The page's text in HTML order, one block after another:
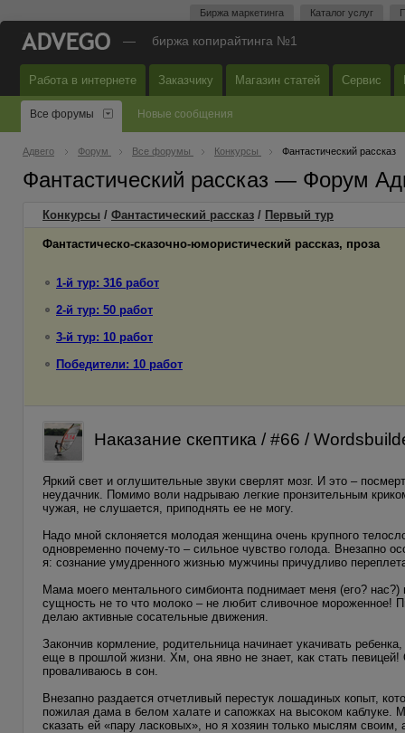
Биржа маркетинга Каталог услуг
— биржа копирайтинга №1
Работа в интернете Заказчику Магазин статей Сервис
Все форумы Новые сообщения
Адвего Форум Все форумы Конкурсы Фантастический рассказ
Фантастический рассказ — Форум
Конкурсы / Фантастический рассказ / Первый тур
Фантастическо-сказочно-юмористический рассказ, проза
1-й тур: 316 работ
2-й тур: 50 работ
3-й тур: 10 работ
Победители: 10 работ
Наказание скептика / #66 /
Яркий свет и оглушительные звуки сверлят мозг. И это –
неудачник. Помимо воли надрываю легкие пронзительным
чужая, не слушается, приподнять ее не могу.
Надо мной склоняется молодая женщина очень крупного
одновременно почему-то – сильное чувство голода. Внезапно
я: сознание умудренного жизнью мужчины причудливо
Мама моего ментального симбионта поднимает меня (его?
сущность не то что молоко – не любит сливочное мороженное!
делаю активные сосательные движения.
Закончив кормление, родительница начинает укачивать
еще в прошлой жизни. Хм, она явно не знает, как стать
проваливаюсь в сон.
Внезапно раздается отчетливый перестук лошадиных копыт,
пожилая дама в белом халате и сапожках на высоком каблуке.
сказать ей «пару ласковых», но я хозяин только мыслям